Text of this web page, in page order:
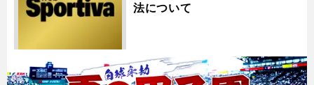
法について